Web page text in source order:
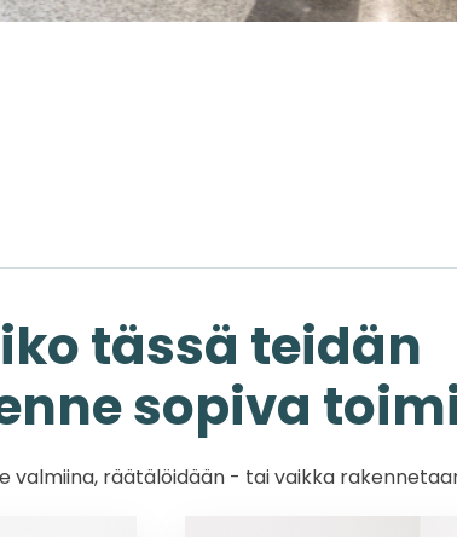
tässä teidän
sopiva
valmiina, räätälöidään - tai vaikka